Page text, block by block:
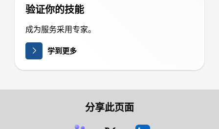
验证你的技能
成为服务采用专家。
学到更多
分享此页面